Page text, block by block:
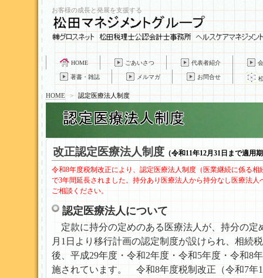
お客様の成長と発展を支援する
HOME ごあいさつ 代表者紹介
著書・雑誌 メルマガ お問合せ
HOME > 認定医療法人制度
改正認定医療法人制度（令和11年12月31日まで適用
令和8年度税制改正により、認定医療法人制度（医業継続に係る
で3年間延長されました。持分あり医療法人から持分なし医療法
ご相談ください。
認定医療法人について
定款に持分の定めのある医療法人が、持分の定
月1日より移行計画の認定制度が設けられ、相
後、平成29年度・令和2年度・令和5年度・令和8
施されています。 令和8年度税制改正（令和7年